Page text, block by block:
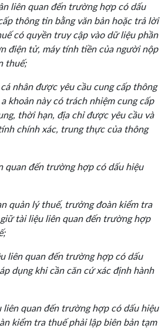
liên quan đến trường hợp có dấu
thông tin bằng văn bản hoặc trả lời
có quyền truy cập vào dữ liệu phần
điện tử, máy tính tiền của người nộp
thuế;
nhân được yêu cầu cung cấp thông
khoản này có trách nhiệm cung cấp
thời hạn, địa chỉ được yêu cầu và
chính xác, trung thực của thông
quan đến trường hợp có dấu hiệu
quản lý thuế, trưởng đoàn kiểm tra
tài liệu liên quan đến trường hợp
liên quan đến trường hợp có dấu
dụng khi cần căn cứ xác định hành
liên quan đến trường hợp có dấu hiệu
kiểm tra thuế phải lập biên bản tạm